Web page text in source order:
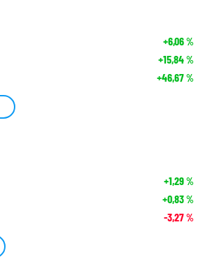
+6,06%
+15,84%
+46,67%
+1,29%
+0,83%
-3,27%